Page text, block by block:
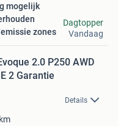
mogelijk
zones
Dagtopper
Vandaag
2.0 P250 AWD
2 Garantie
Details
km